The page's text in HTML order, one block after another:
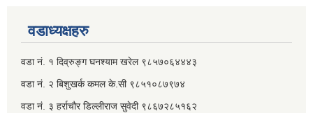
वडाध्यक्षहरु
वडा नं. १ दिव्रुङ्ग घनश्याम खरेल ९८५७०६४४४३
वडा नं. २ ‌‍बिशुखर्क कमल के.सी ९८५१०८७९७४
वडा नं. ३ हर्राचौर डिल्लीराज सुवेदी ९८६७२८५१६२